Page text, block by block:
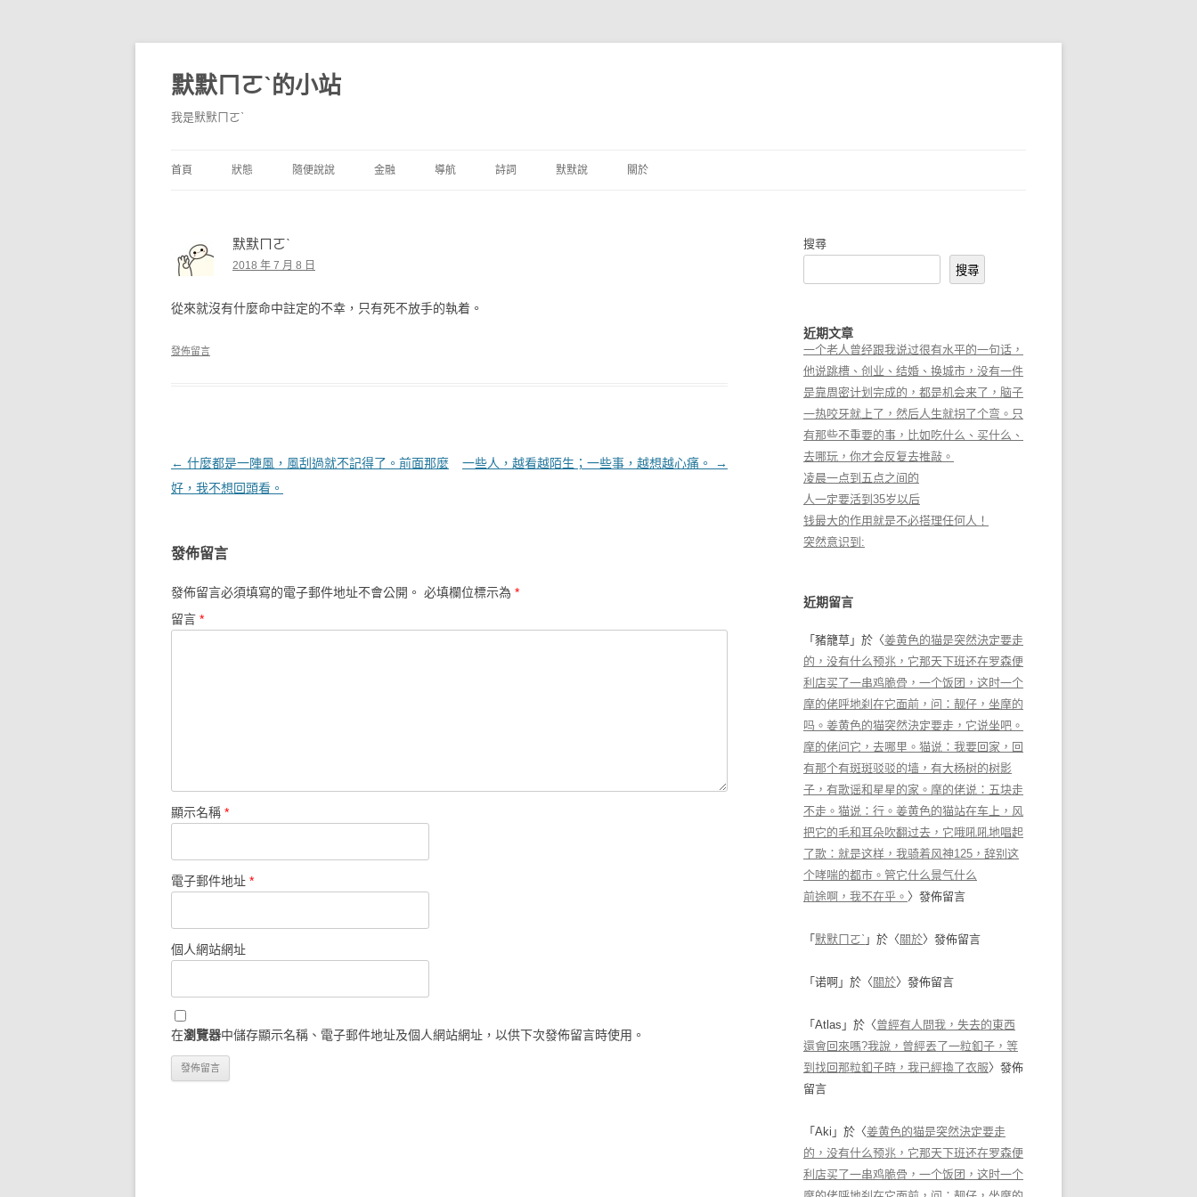
默默ㄇㄛˋ的小站
我是默默ㄇㄛˋ
首頁 狀態
獨白
隨便說說 金融
境外銀行
導航 詩詞 默默說 關於
默默ㄇㄛˋ
2018 年 7 月 8 日
從來就沒有什麼命中註定的不幸，只有死不放手的執着。
發佈留言
文章導覽
← 什麼都是一陣風，風刮過就不記得了。前面那麼
好，我不想回頭看。
一些人，越看越陌生；一些事，越想越心痛。 →
發佈留言
發佈留言必須填寫的電子郵件地址不會公開。 必填欄位標示為 *
留言 *
顯示名稱 *
電子郵件地址 *
個人網站網址
在瀏覽器中儲存顯示名稱、電子郵件地址及個人網站網址，以供下次發佈留言時使用。
搜尋
搜尋
近期文章
一个老人曾经跟我说过很有水平的一句话，
他说跳槽、创业、结婚、换城市，没有一件
是靠周密计划完成的，都是机会来了，脑子
一热咬牙就上了，然后人生就拐了个弯。只
有那些不重要的事，比如吃什么、买什么、
去哪玩，你才会反复去推敲。
凌晨一点到五点之间的
人一定要活到35岁以后
钱最大的作用就是不必搭理任何人！
突然意识到:
近期留言
「 豬籠草 」於〈姜黄色的猫是突然決定要走
的，没有什么预兆，它那天下班还在罗森便
利店买了一串鸡脆骨，一个饭团，这时一个
摩的佬呼地刹在它面前，问：靓仔，坐摩的
吗。姜黄色的猫突然決定要走，它说坐吧。
摩的佬问它，去哪里。猫说：我要回家，回
有那个有斑斑驳驳的墙，有大杨树的树影
子，有歌谣和星星的家。摩的佬说：五块走
不走。猫说：行。姜黄色的猫站在车上，风
把它的毛和耳朵吹翻过去，它哦吼吼地唱起
了歌：就是这样，我骑着风神125，辞别这
个哮喘的都市。管它什么景气什么
前途啊，我不在乎。 〉發佈留言
「 默默ㄇㄛˋ 」於〈 關於〉發佈留言
「 诺啊 」於〈 關於〉發佈留言
「 Atlas 」於〈曾經有人問我，失去的東西
還會回來嗎?我說，曾經丟了一粒釦子，等
到找回那粒釦子時，我已經換了衣服〉發佈
留言
「 Aki 」於〈姜黄色的猫是突然決定要走
的，没有什么预兆，它那天下班还在罗森便
利店买了一串鸡脆骨，一个饭团，这时一个